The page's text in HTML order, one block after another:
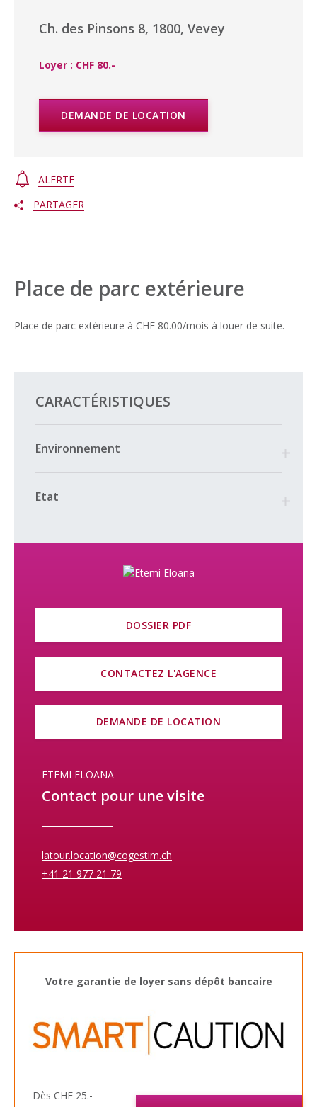
Ch. des Pinsons 8, 1800, Vevey
Loyer : CHF 80.-
DEMANDE DE LOCATION
ALERTE
PARTAGER
Place de parc extérieure
Place de parc extérieure à CHF 80.00/mois à louer de suite.
CARACTÉRISTIQUES
Environnement
Etat
DOSSIER PDF
CONTACTEZ L'AGENCE
DEMANDE DE LOCATION
ETEMI ELOANA
Contact pour une visite
latour.location@cogestim.ch
+41 21 977 21 79
Votre garantie de loyer sans dépôt bancaire
Dès CHF 25.-